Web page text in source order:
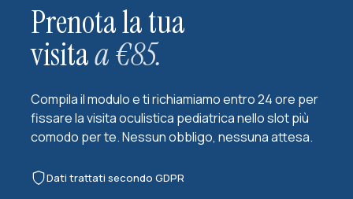
Prenota la tua
visitaa €85.
Compila il modulo e ti richiamiamo entro 24 ore per
fissare la visita oculistica pediatrica nello slot più
comodo per te. Nessun obbligo, nessuna attesa.
Dati trattati secondo GDPR